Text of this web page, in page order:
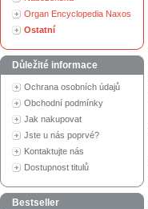
Organ Encyclopedia Naxos
Ostatní
Důležité informace
Ochrana osobních údajů
Obchodní podmínky
Jak nakupovat
Jste u nás poprvé?
Kontaktujte nás
Dostupnost titulů
Bestseller